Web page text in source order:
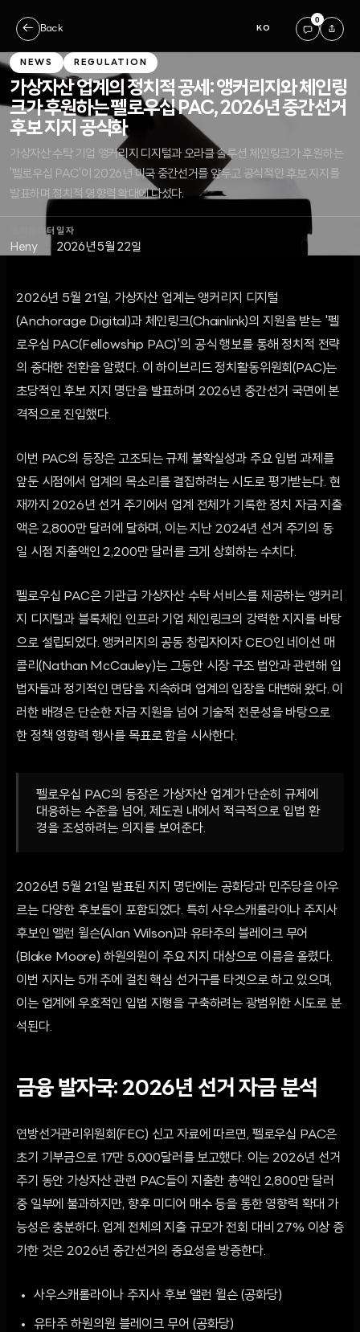
← Back KO
0
NEWS REGULATION
가상자산 업계의 정치적 공세: 앵커리지와 체인링
크가 후원하는 펠로우십 PAC, 2026년 중간선거
후보 지지 공식화
가상자산 수탁 기업 앵커리지 디지털과 오라클 솔루션 체인링크가 후원하는
'펠로우십 PAC'이 2026년 미국 중간선거를 앞두고 공식적인 후보 지지를
발표하며 정치적 영향력 확대에 나섰다.
크리에이터
Heny
일자
2026년 5월 22일
2026년 5월 21일, 가상자산 업계는 앵커리지 디지털
(Anchorage Digital)과 체인링크(Chainlink)의 지원을 받는 '펠
로우십 PAC(Fellowship PAC)'의 공식 행보를 통해 정치적 전략
의 중대한 전환을 알렸다. 이 하이브리드 정치활동위원회(PAC)는
초당적인 후보 지지 명단을 발표하며 2026년 중간선거 국면에 본
격적으로 진입했다.
이번 PAC의 등장은 고조되는 규제 불확실성과 주요 입법 과제를
앞둔 시점에서 업계의 목소리를 결집하려는 시도로 평가받는다. 현
재까지 2026년 선거 주기에서 업계 전체가 기록한 정치 자금 지출
액은 2,800만 달러에 달하며, 이는 지난 2024년 선거 주기의 동
일 시점 지출액인 2,200만 달러를 크게 상회하는 수치다.
펠로우십 PAC은 기관급 가상자산 수탁 서비스를 제공하는 앵커리
지 디지털과 블록체인 인프라 기업 체인링크의 강력한 지지를 바탕
으로 설립되었다. 앵커리지의 공동 창립자이자 CEO인 네이선 매
콜리(Nathan McCauley)는 그동안 시장 구조 법안과 관련해 입
법자들과 정기적인 면담을 지속하며 업계의 입장을 대변해 왔다. 이
러한 배경은 단순한 자금 지원을 넘어 기술적 전문성을 바탕으로
한 정책 영향력 행사를 목표로 함을 시사한다.
펠로우십 PAC의 등장은 가상자산 업계가 단순히 규제에
대응하는 수준을 넘어, 제도권 내에서 적극적으로 입법 환
경을 조성하려는 의지를 보여준다.
2026년 5월 21일 발표된 지지 명단에는 공화당과 민주당을 아우
르는 다양한 후보들이 포함되었다. 특히 사우스캐롤라이나 주지사
후보인 앨런 윌슨(Alan Wilson)과 유타주의 블레이크 무어
(Blake Moore) 하원의원이 주요 지지 대상으로 이름을 올렸다.
이번 지지는 5개 주에 걸친 핵심 선거구를 타겟으로 하고 있으며,
이는 업계에 우호적인 입법 지형을 구축하려는 광범위한 시도로 분
석된다.
금융 발자국: 2026년 선거 자금 분석
연방선거관리위원회(FEC) 신고 자료에 따르면, 펠로우십 PAC은
초기 기부금으로 17만 5,000달러를 보고했다. 이는 2026년 선거
주기 동안 가상자산 관련 PAC들이 지출한 총액인 2,800만 달러
중 일부에 불과하지만, 향후 미디어 매수 등을 통한 영향력 확대 가
능성은 충분하다. 업계 전체의 지출 규모가 전회 대비 27% 이상 증
가한 것은 2026년 중간선거의 중요성을 방증한다.
사우스캐롤라이나 주지사 후보 앨런 윌슨 (공화당)
유타주 하원의원 블레이크 무어 (공화당)